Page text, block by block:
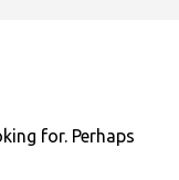
for. Perhaps